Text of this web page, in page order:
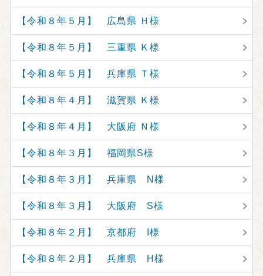
【令和８年５月】 広島県 Ｈ様
【令和８年５月】 三重県 Ｋ様
【令和８年５月】 兵庫県 Ｔ様
【令和８年４月】 滋賀県 Ｋ様
【令和８年４月】 大阪府 Ｎ様
【令和８年３月】 福岡県S様
【令和８年３月】 兵庫県 N様
【令和８年３月】 大阪府 S様
【令和８年２月】 京都府 I様
【令和８年２月】 兵庫県 H様